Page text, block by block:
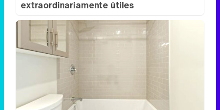
Adiós a la cal del baño
¿Y si pudieras eliminar la cal del baño sin
esfuerzo?